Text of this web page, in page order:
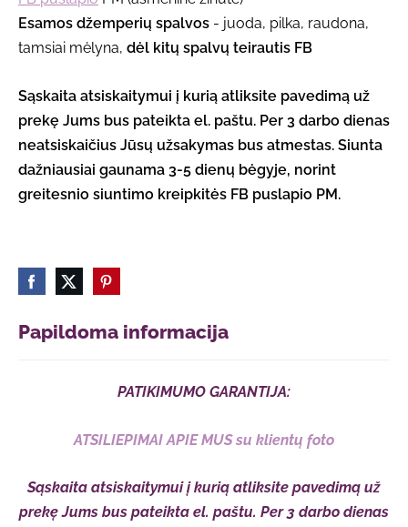
Papildoma informacija
PATIKIMUMO GARANTIJA:
ATSILIEPIMAI APIE MUS su klientų foto
Sąskaita atsiskaitymui į kurią atliksite pavedimą už
prekę Jums bus pateikta el. paštu. Per 3 darbo dienas
Esamos džemperių spalvos - juoda, pilka, raudona,
tamsiai mėlyna, dėl kitų spalvų teirautis FB
Sąskaita atsiskaitymui į kurią atliksite pavedimą už
prekę Jums bus pateikta el. paštu. Per 3 darbo dienas
neatsiskaičius Jūsų užsakymas bus atmestas. Siunta
dažniausiai gaunama 3-5 dienų bėgyje, norint
greitesnio siuntimo kreipkitės FB puslapio PM.